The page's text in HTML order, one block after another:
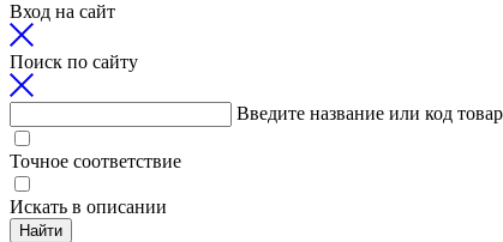
Вход на сайт
Поиск по сайту
Введите название или код
Точное соответствие
Искать в описании
Найти